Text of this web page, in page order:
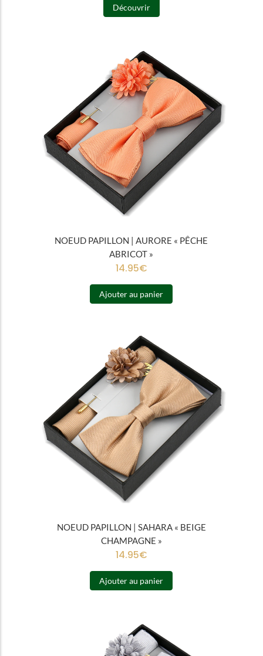
Découvrir
NOEUD PAPILLON | AURORE « PÊCHE
ABRICOT »
14.95€
Ajouter au panier
NOEUD PAPILLON | SAHARA « BEIGE
CHAMPAGNE »
14.95€
Ajouter au panier